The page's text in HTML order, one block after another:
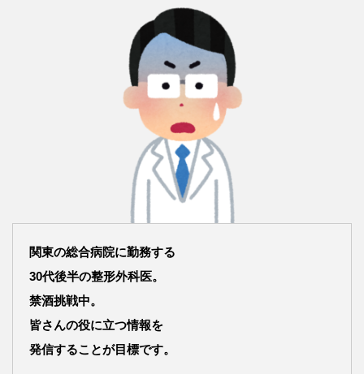
関東の総合病院に勤務する
30代後半の整形外科医。
禁酒挑戦中。
皆さんの役に立つ情報を
発信することが目標です。